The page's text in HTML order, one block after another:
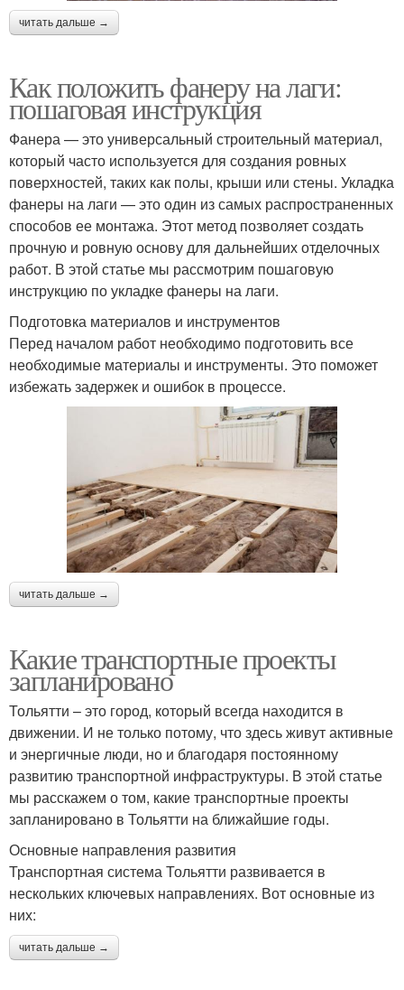
читать дальше →
Как положить фанеру на лаги:
пошаговая инструкция
Фанера — это универсальный строительный материал,
который часто используется для создания ровных
поверхностей, таких как полы, крыши или стены. Укладка
фанеры на лаги — это один из самых распространенных
способов ее монтажа. Этот метод позволяет создать
прочную и ровную основу для дальнейших отделочных
работ. В этой статье мы рассмотрим пошаговую
инструкцию по укладке фанеры на лаги.
Подготовка материалов и инструментов
Перед началом работ необходимо подготовить все
необходимые материалы и инструменты. Это поможет
избежать задержек и ошибок в процессе.
читать дальше →
Какие транспортные проекты
запланировано
Тольятти – это город, который всегда находится в
движении. И не только потому, что здесь живут активные
и энергичные люди, но и благодаря постоянному
развитию транспортной инфраструктуры. В этой статье
мы расскажем о том, какие транспортные проекты
запланировано в Тольятти на ближайшие годы.
Основные направления развития
Транспортная система Тольятти развивается в
нескольких ключевых направлениях. Вот основные из
них:
читать дальше →